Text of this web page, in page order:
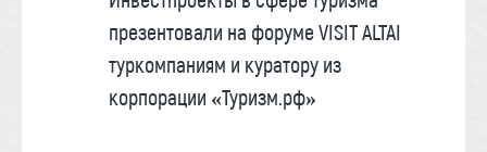
презентовали на форуме VISIT ALTAI
туркомпаниям и куратору из
корпорации «Туризм.рф»